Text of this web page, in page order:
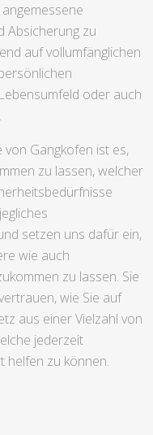
Absicherung zu
auf vollumfänglichen
oder auch
Gangkofen ist es,
zu lassen, welcher
setzen uns dafür ein,
wie auch
zu lassen. Sie
wie Sie auf
aus einer Vielzahl von
jederzeit
helfen zu können.